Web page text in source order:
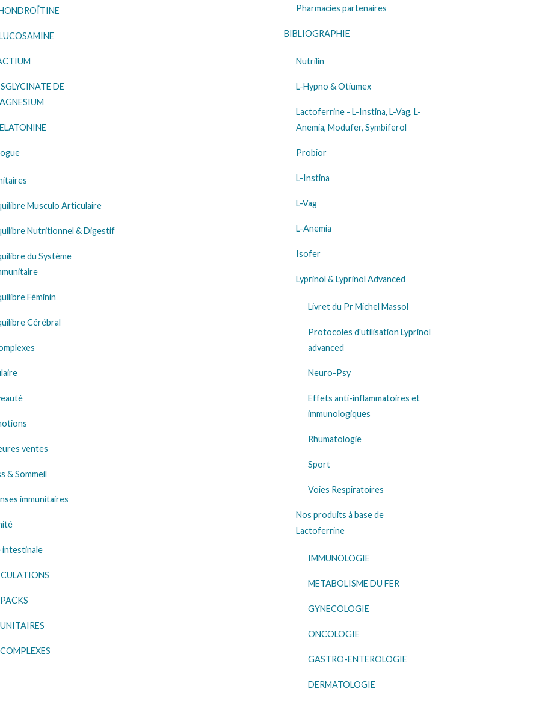
DE
Musculo Articulaire
Nutritionnel & Digestif
du Système
Féminin
Cérébral
ventes
& Sommeil
immunitaires
intestinale
Pharmacies partenaires
BIBLIOGRAPHIE
Nutrilin
L-Hypno & Otiumex
Lactoferrine - L-Instina, L-Vag, L-
Anemia, Modufer, Symbiferol
Probior
L-Instina
L-Vag
L-Anemia
Isofer
Lyprinol & Lyprinol Advanced
Livret du Pr Michel Massol
Protocoles d'utilisation Lyprinol
advanced
Neuro-Psy
Effets anti-inflammatoires et
immunologiques
Rhumatologie
Sport
Voies Respiratoires
Nos produits à base de
Lactoferrine
IMMUNOLOGIE
METABOLISME DU FER
GYNECOLOGIE
ONCOLOGIE
GASTRO-ENTEROLOGIE
DERMATOLOGIE